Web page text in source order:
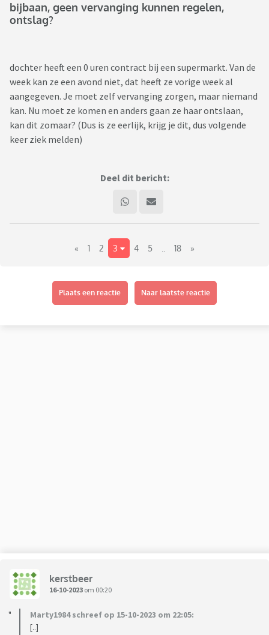
bijbaan, geen vervanging kunnen regelen,
ontslag?
dochter heeft een 0 uren contract bij een supermarkt. Van de
week kan ze een avond niet, dat heeft ze vorige week al
aangegeven. Je moet zelf vervanging zorgen, maar niemand
kan. Nu moet ze komen en anders gaan ze haar ontslaan,
kan dit zomaar? (Dus is ze eerlijk, krijg je dit, dus volgende
keer ziek melden)
Deel dit bericht:
« 1 2 3 4 5 18 »
Plaats een reactie Naar laatste reactie
kerstbeer
16-10-2023 om 00:20
Marty1984 schreef op 15-10-2023 om 22:05:
[..]